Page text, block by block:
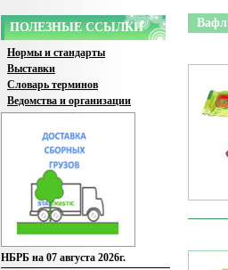
ПОЛЕЗНЫЕ ССЫЛКИ
Нормы и стандарты
Выставки
Словарь терминов
Ведомства и организации
НБРБ на 07 августа 2026г.